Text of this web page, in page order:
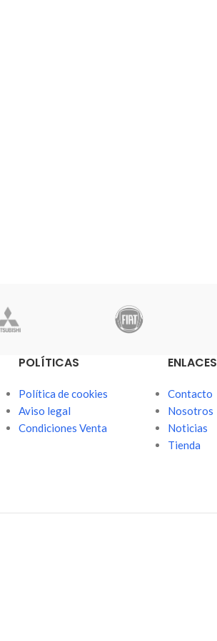
POLÍTICAS
Política de cookies
Aviso legal
Condiciones Venta
ENLACES
Contacto
Nosotros
Noticias
Tienda